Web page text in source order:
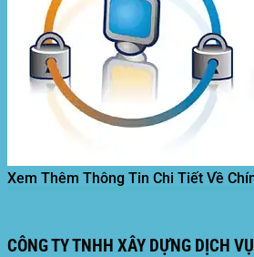
Xem Thêm Thông Tin Chi Tiết Về
CÔNG TY TNHH XÂY DỰNG DỊCH